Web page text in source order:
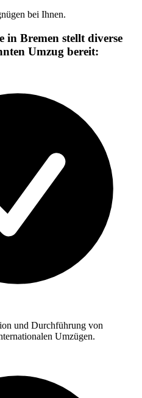
bei Ihnen.
in Bremen stellt diverse
Umzug bereit:
und Durchführung von
Umzügen.